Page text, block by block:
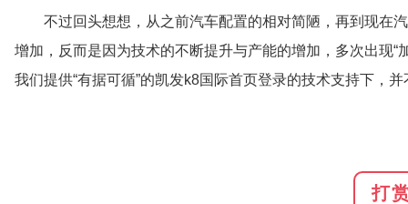
不过回头想想，从之前汽车配置的相对简陋，再到现在
增加，反而是因为技术的不断提升与产能的增加，多次出现
我们提供“有据可循”的凯发k8国际首页登录的技术支持下，
打